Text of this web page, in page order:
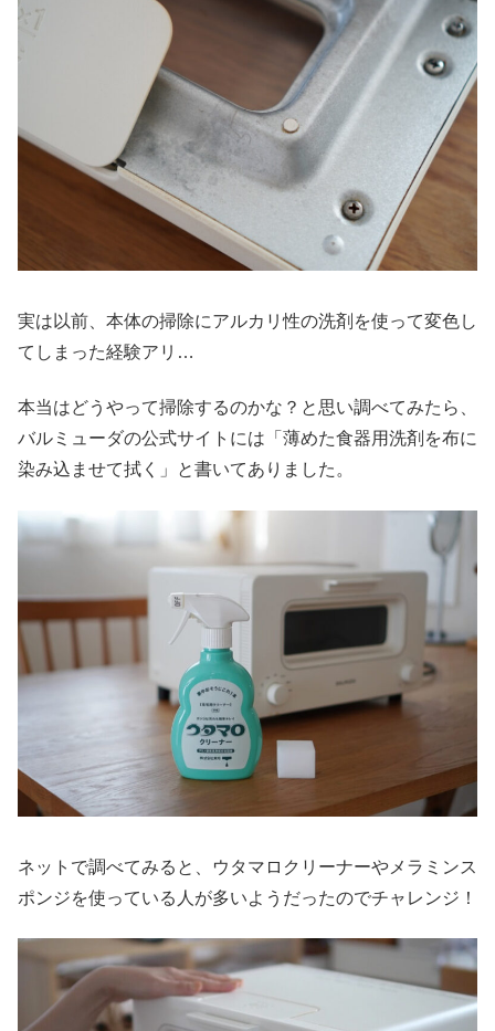
実は以前、本体の掃除にアルカリ性の洗剤を使って変色し
てしまった経験アリ…
本当はどうやって掃除するのかな？と思い調べてみたら、
バルミューダの公式サイトには「薄めた食器用洗剤を布に
染み込ませて拭く」と書いてありました。
ネットで調べてみると、ウタマロクリーナーやメラミンス
ポンジを使っている人が多いようだったのでチャレンジ！